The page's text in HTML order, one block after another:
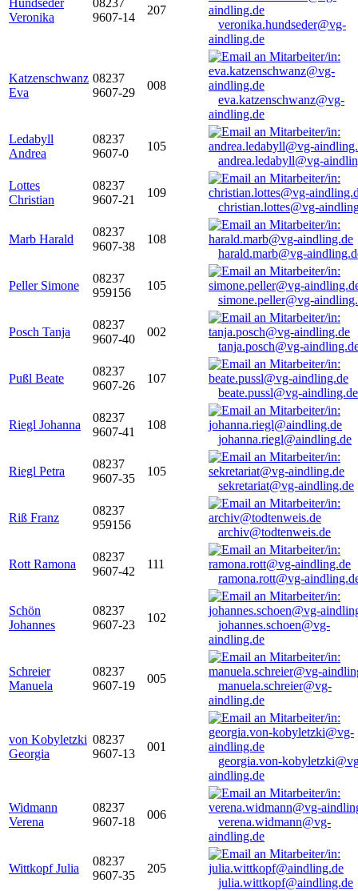
Hundseder
Veronika
08237
9607-14
207
veronika.hundseder@vg-
aindling.de
Katzenschwanz
Eva
08237
9607-29
008
eva.katzenschwanz@vg-
aindling.de
Ledabyll
Andrea
08237
9607-0
105
andrea.ledabyll@vg-
Lottes
Christian
08237
9607-21
109
christian.lottes@vg-
Marb Harald
08237
9607-38
108
harald.marb@vg-
Peller Simone
08237
959156
105
simone.peller@vg-
Posch Tanja
08237
9607-40
002
tanja.posch@vg-
Pußl Beate
08237
9607-26
107
beate.pussl@vg-aindling.de
Riegl Johanna
08237
9607-41
108
johanna.riegl@aindling.de
Riegl Petra
08237
9607-35
105
sekretariat@vg-aindling.de
Riß Franz
08237
959156
archiv@todtenweis.de
Rott Ramona
08237
9607-42
111
ramona.rott@vg-
Schön
Johannes
08237
9607-23
102
johannes.schoen@vg-
aindling.de
Schreier
Manuela
08237
9607-19
005
manuela.schreier@vg-
aindling.de
von Kobyletzki
Georgia
08237
9607-13
001
georgia.von-
aindling.de
Widmann
Verena
08237
9607-18
006
verena.widmann@vg-
aindling.de
Wittkopf Julia
08237
9607-35
205
julia.wittkopf@aindling.de